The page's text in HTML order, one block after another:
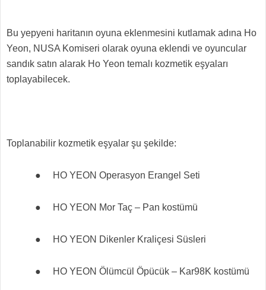
Bu yepyeni haritanın oyuna eklenmesini kutlamak adına Ho
Yeon, NUSA Komiseri olarak oyuna eklendi ve oyuncular
sandık satın alarak Ho Yeon temalı kozmetik eşyaları
toplayabilecek.
Toplanabilir kozmetik eşyalar şu şekilde:
● HO YEON Operasyon Erangel Seti
● HO YEON Mor Taç – Pan kostümü
● HO YEON Dikenler Kraliçesi Süsleri
● HO YEON Ölümcül Öpücük – Kar98K kostümü